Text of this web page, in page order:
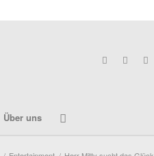
Über uns